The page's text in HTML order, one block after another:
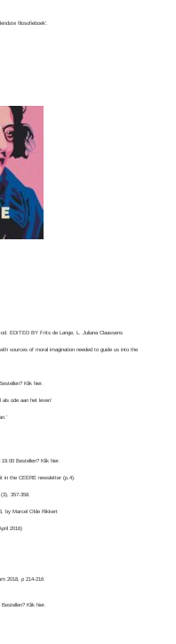
filosofieboek’.
EDITED BY Frits de Lange, L. Juliana Claassens
sources of moral imagination needed to guide us into the
Klik hier.
ode aan het leven’
19.00 Bestellen? Klikhier
in the CEERE newsletter (p.4).
(3), 357-358.
byMarcel Olde Rikkert
2016)
2018, p 214-216
Bestellen? Klikhier.